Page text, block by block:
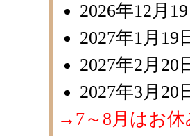
2026年12月
2027年1月
2027年2月
2027年3月
→7～8月はお休